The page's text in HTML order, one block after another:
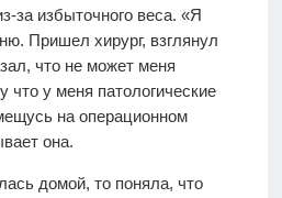
за избыточного веса. «Я
Пришел хирург, взглянул
что не может меня
что у меня патологические
на операционном
она.
домой, то поняла, что